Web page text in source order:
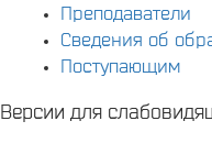
Преподаватели
Сведения об
Поступающим
Версии для